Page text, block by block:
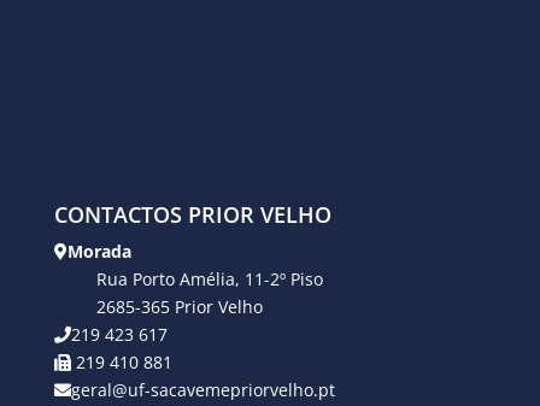
CONTACTOS PRIOR VELHO
Morada
Rua Porto Amélia, 11-2º Piso
2685-365 Prior Velho
219 423 617
219 410 881
geral@uf-sacavemepriorvelho.pt